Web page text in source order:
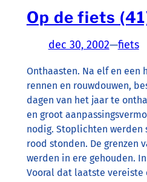
Op de fiets
dec 30, 2002—fiets
Onthaasten. Na elf en een
rennen en rouwdouwen,
dagen van het jaar te
en groot
nodig. Stoplichten
rood stonden. De grenzen
werden in ere gehouden.
Vooral dat laatste vereiste